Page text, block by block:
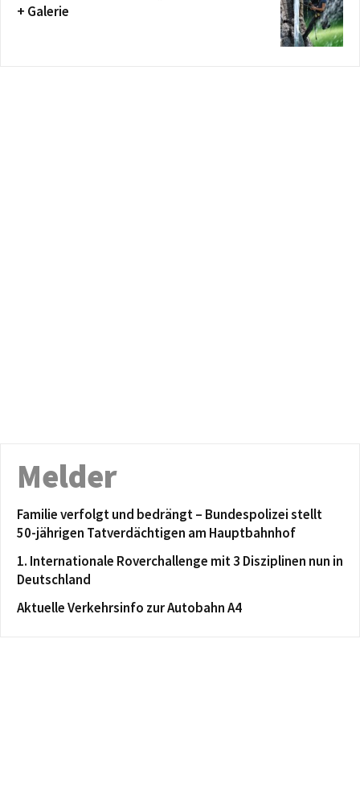
+ Galerie
Melder
Familie verfolgt und bedrängt – Bundespolizei stellt
50-jährigen Tatverdächtigen am Hauptbahnhof
1. Internationale Roverchallenge mit 3 Disziplinen nun in
Deutschland
Aktuelle Verkehrsinfo zur Autobahn A4